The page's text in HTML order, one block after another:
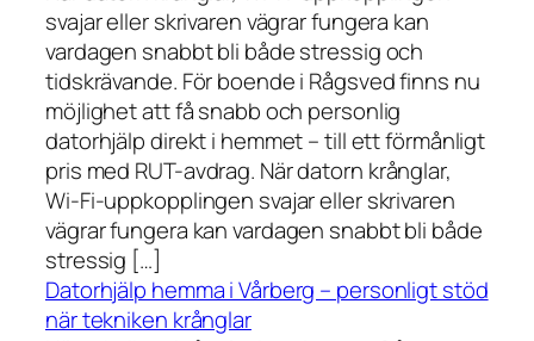
svajar eller skrivaren vägrar fungera kan
vardagen snabbt bli både stressig och
tidskrävande. För boende i Rågsved finns nu
möjlighet att få snabb och personlig
datorhjälp direkt i hemmet – till ett förmånligt
pris med RUT-avdrag. När datorn krånglar,
Wi-Fi-uppkopplingen svajar eller skrivaren
vägrar fungera kan vardagen snabbt bli både
stressig […]
Datorhjälp hemma i Vårberg – personligt stöd
när tekniken krånglar